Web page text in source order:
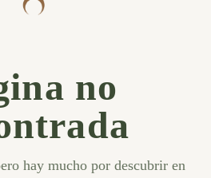
no
hay mucho por descubrir en